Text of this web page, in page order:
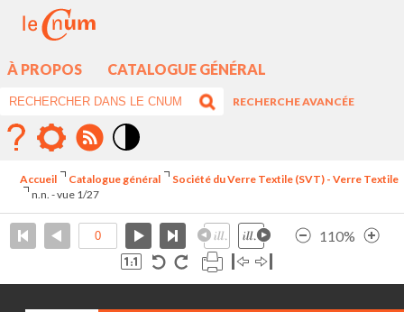
À PROPOS CATALOGUE GÉNÉRAL
RECHERCHE AVANCÉE
élévé
Accueil Catalogue général
Société du Verre Textile (SVT) - Verre Textile
n.n. - vue 1/27
110%